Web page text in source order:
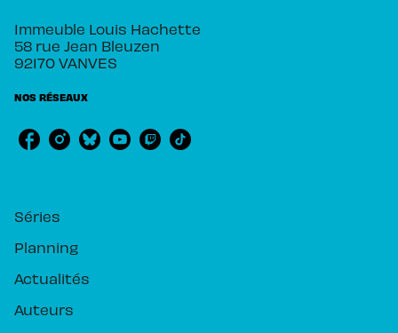
Immeuble Louis Hachette
58 rue Jean Bleuzen
92170 VANVES
NOS RÉSEAUX
Séries
Planning
Actualités
Auteurs